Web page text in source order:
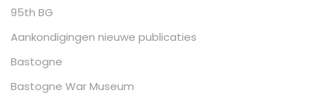
95th BG
Aankondigingen nieuwe publicaties
Bastogne
Bastogne War Museum